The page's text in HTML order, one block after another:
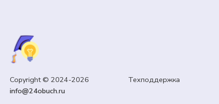
7 КЛАСС
Практическая работа «Программирование пульта
дистанционного управления. Дистанционное
управление роботами». Технология 7 класс.
Copyright © 2024-2026 Техподдержка
info@24obuch.ru